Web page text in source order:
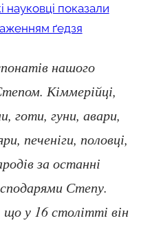
науковці показали
ґедзя
нашого
Кіммерійці,
готи, гуни, авари,
печеніги, половці,
за останні
Степу.
у 16 столітті він